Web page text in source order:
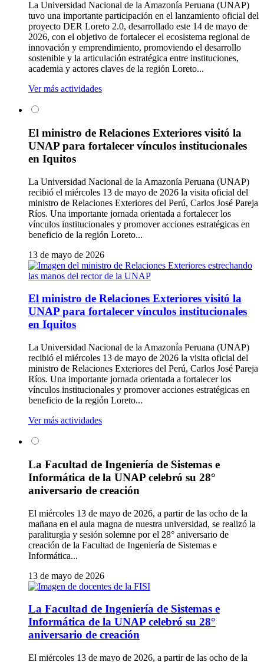
La Universidad Nacional de la Amazonía Peruana (UNAP)
tuvo una importante participación en el lanzamiento oficial del
proyecto DER Loreto 2.0, desarrollado este 14 de mayo de
2026, con el objetivo de fortalecer el ecosistema regional de
innovación y emprendimiento, promoviendo el desarrollo
sostenible y la articulación estratégica entre instituciones,
academia y actores claves de la región Loreto...
Ver más actividades
El ministro de Relaciones Exteriores visitó la
UNAP para fortalecer vínculos institucionales
en Iquitos
La Universidad Nacional de la Amazonía Peruana (UNAP)
recibió el miércoles 13 de mayo de 2026 la visita oficial del
ministro de Relaciones Exteriores del Perú, Carlos José Pareja
Ríos. Una importante jornada orientada a fortalecer los
vínculos institucionales y promover acciones estratégicas en
beneficio de la región Loreto...
13 de mayo de 2026
El ministro de Relaciones Exteriores visitó la
UNAP para fortalecer vínculos institucionales
en Iquitos
La Universidad Nacional de la Amazonía Peruana (UNAP)
recibió el miércoles 13 de mayo de 2026 la visita oficial del
ministro de Relaciones Exteriores del Perú, Carlos José Pareja
Ríos. Una importante jornada orientada a fortalecer los
vínculos institucionales y promover acciones estratégicas en
beneficio de la región Loreto...
Ver más actividades
La Facultad de Ingeniería de Sistemas e
Informática de la UNAP celebró su 28°
aniversario de creación
El miércoles 13 de mayo de 2026, a partir de las ocho de la
mañana en el aula magna de nuestra universidad, se realizó la
paraliturgia y sesión solemne por el 28° aniversario de
creación de la Facultad de Ingeniería de Sistemas e
Informática...
13 de mayo de 2026
La Facultad de Ingeniería de Sistemas e
Informática de la UNAP celebró su 28°
aniversario de creación
El miércoles 13 de mayo de 2026, a partir de las ocho de la